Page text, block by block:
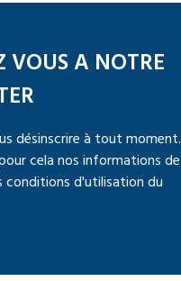
VOUS A NOTRE
désinscrire à tout moment.
cela nos informations de
d'utilisation du